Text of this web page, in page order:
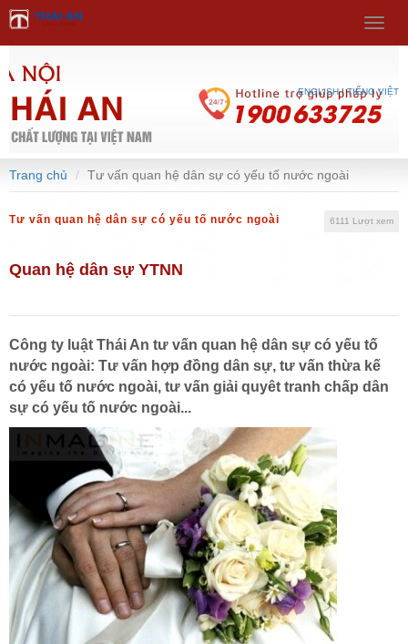
ENGLISH|TIẾNG VIỆT
Menu
Trang chủ Tư vấn quan hệ dân sự có yếu tố nước ngoài
Tư vấn quan hệ dân sự có yếu tố nước ngoài 6111 Lượt xem
Quan hệ dân sự YTNN
Công ty luật Thái An tư vấn quan hệ dân sự có yếu tố
nước ngoài: Tư vấn hợp đồng dân sự, tư vấn thừa kế
có yếu tố nước ngoài, tư vấn giải quyêt tranh chấp dân
sự có yếu tố nước ngoài...